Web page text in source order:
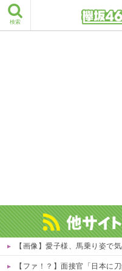
検索
【画像】愛子様、馬乗り姿で
【ファ！？】面接官「日本に刀鍛冶は何人いるか推定してください」 俺「188人です」